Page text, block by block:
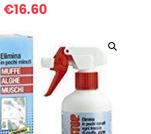
€16.60